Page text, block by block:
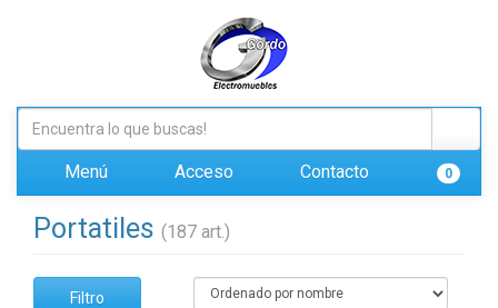
Menú Acceso Contacto 0
Portatiles (187 art.)
Filtro